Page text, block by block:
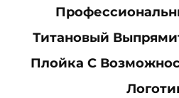
Титановый
Плойка С